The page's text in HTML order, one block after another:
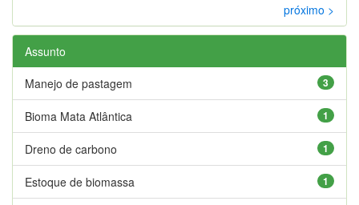
próximo >
Assunto
3
Manejo de pastagem
1
Bioma Mata Atlântica
1
Dreno de carbono
1
Estoque de biomassa